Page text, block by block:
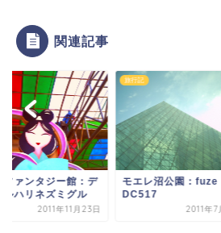
関連記事
ファンタジー館：デ
ルハリネズミグル
2011年11月23日
旅行記
モエレ沼公園：fuze
DC517
2011年7